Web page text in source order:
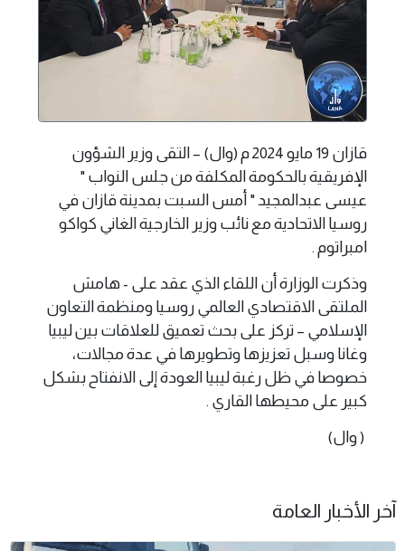
قازان 19 مايو 2024 م (وال) – التقى وزير الشؤون
الإفريقية بالحكومة المكلفة من جلس النواب "
عيسى عبدالمجيد " أمس السبت بمدينة قازان في
روسيا الاتحادية مع نائب وزير الخارجية الغاني كواكو
امبراتوم .
وذكرت الوزارة أن اللقاء الذي عقد على - هامش
الملتقى الاقتصادي العالمي روسيا ومنظمة التعاون
الإسلامي – تركز على بحث تعميق للعلاقات بين ليبيا
وغانا وسبل تعزيزها وتطويرها في عدة مجالات،
خصوصا في ظل رغبة ليبيا العودة إلى الانفتاح بشكل
كبير على محيطها القاري .
( وال)
آخر الأخبار العامة